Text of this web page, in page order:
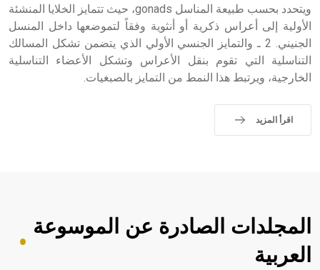
ويتحدد بحسب طبيعة المناسل gonads، حيث تتمايز الخلايا المنشئة
الأولية إلى أعراس ذكرية أو أنثوية وفقاً لتموضعها داخل المنسل
الجنيني. 2 ـ والتمايز الجنسي الأولي الذي يتضمن تشكل المسالك
التناسلية التي تقوم بنقل الأعراس وتشكل الأعضاء التناسلية
الخارجية، ويرتبط هذا النمط من التمايز بالصبغيات.
اقرأ المزيد
المجلدات الصادرة عن الموسوعة
العربية